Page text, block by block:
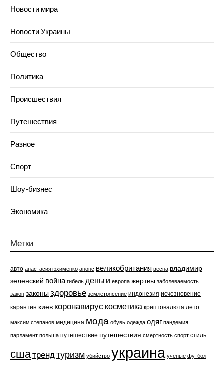
Новости мира
Новости Украины
Общество
Политика
Происшествия
Путешествия
Разное
Спорт
Шоу-бизнес
Экономика
Метки
авто анастасия юхименко анонс великобритания весна владимир
зеленский война гибель деньги европа жертвы заболеваемость
закон законыздоровье землетрясение индонезия исчезновение
карантин киев коронавирус косметика криптовалюта лето
максим степанов медицина мода обувь одежда одяг пандемия
парламент польша путешествие путешествия смертность спорт стиль
сшатренд туризм убийство украина учёные футбол